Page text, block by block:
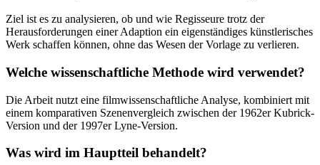
Ziel ist es zu analysieren, ob und wie Regisseure trotz der
Herausforderungen einer Adaption ein eigenständiges künstlerisches
Werk schaffen können, ohne das Wesen der Vorlage zu verlieren.
Welche wissenschaftliche Methode wird verwendet?
Die Arbeit nutzt eine filmwissenschaftliche Analyse, kombiniert mit
einem komparativen Szenenvergleich zwischen der 1962er Kubrick-
Version und der 1997er Lyne-Version.
Was wird im Hauptteil behandelt?